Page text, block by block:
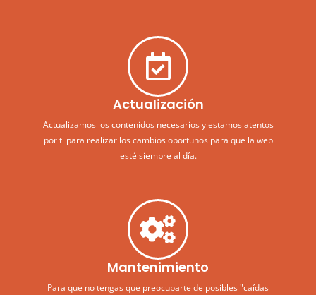
Actualización
Actualizamos los contenidos necesarios y estamos atentos
por ti para realizar los cambios oportunos para que la web
esté siempre al día.
Mantenimiento
Para que no tengas que preocuparte de posibles "caídas